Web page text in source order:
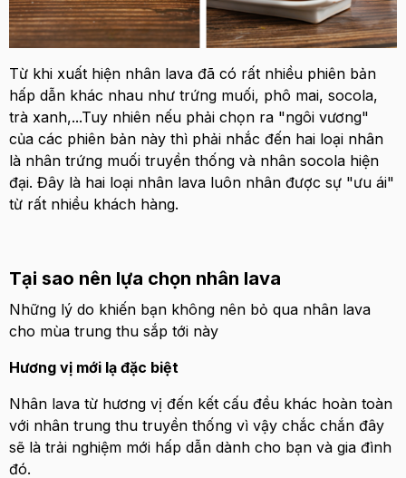
Từ khi xuất hiện nhân lava đã có rất nhiều phiên bản
hấp dẫn khác nhau như trứng muối, phô mai, socola,
trà xanh,...Tuy nhiên nếu phải chọn ra "ngôi vương"
của các phiên bản này thì phải nhắc đến hai loại nhân
là nhân trứng muối truyền thống và nhân socola hiện
đại. Đây là hai loại nhân lava luôn nhân được sự "ưu ái"
từ rất nhiều khách hàng.
Tại sao nên lựa chọn nhân lava
Những lý do khiến bạn không nên bỏ qua nhân lava
cho mùa trung thu sắp tới này
Hương vị mới lạ đặc biệt
Nhân lava từ hương vị đến kết cấu đều khác hoàn toàn
với nhân trung thu truyền thống vì vậy chắc chắn đây
sẽ là trải nghiệm mới hấp dẫn dành cho bạn và gia đình
đó.